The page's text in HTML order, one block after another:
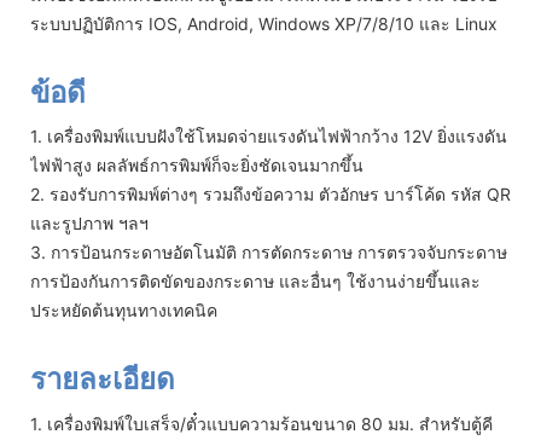
ระบบปฏิบัติการ IOS, Android, Windows XP/7/8/10 และ Linux
ข้อดี
1. เครื่องพิมพ์แบบฝังใช้โหมดจ่ายแรงดันไฟฟ้ากว้าง 12V ยิ่งแรงดัน
ไฟฟ้าสูง ผลลัพธ์การพิมพ์ก็จะยิ่งชัดเจนมากขึ้น
2. รองรับการพิมพ์ต่างๆ รวมถึงข้อความ ตัวอักษร บาร์โค้ด รหัส QR
และรูปภาพ ฯลฯ
3. การป้อนกระดาษอัตโนมัติ การตัดกระดาษ การตรวจจับกระดาษ
การป้องกันการติดขัดของกระดาษ และอื่นๆ ใช้งานง่ายขึ้นและ
ประหยัดต้นทุนทางเทคนิค
รายละเอียด
1. เครื่องพิมพ์ใบเสร็จ/ตั๋วแบบความร้อนขนาด 80 มม. สำหรับตู้คี